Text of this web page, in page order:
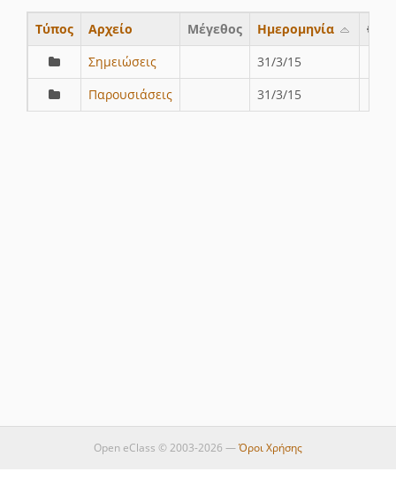
Τύπος Aρχείο Μέγεθος
Ημερομηνία
Σημειώσεις
31/3/15
Παρουσιάσεις
31/3/15
Open eClass © 2003-2026 —Όροι Χρήσης